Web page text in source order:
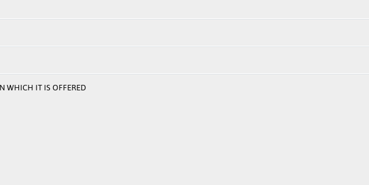
WHICH IT IS OFFERED